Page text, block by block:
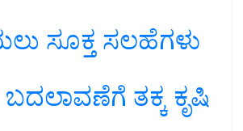
ಸೂಕ್ತ ಸಲಹೆಗಳು
ತಕ್ಕ ಕೃಷಿ